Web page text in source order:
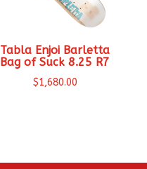
Tabla Enjoi Barletta
Bag of Suck 8.25 R7
$1,680.00